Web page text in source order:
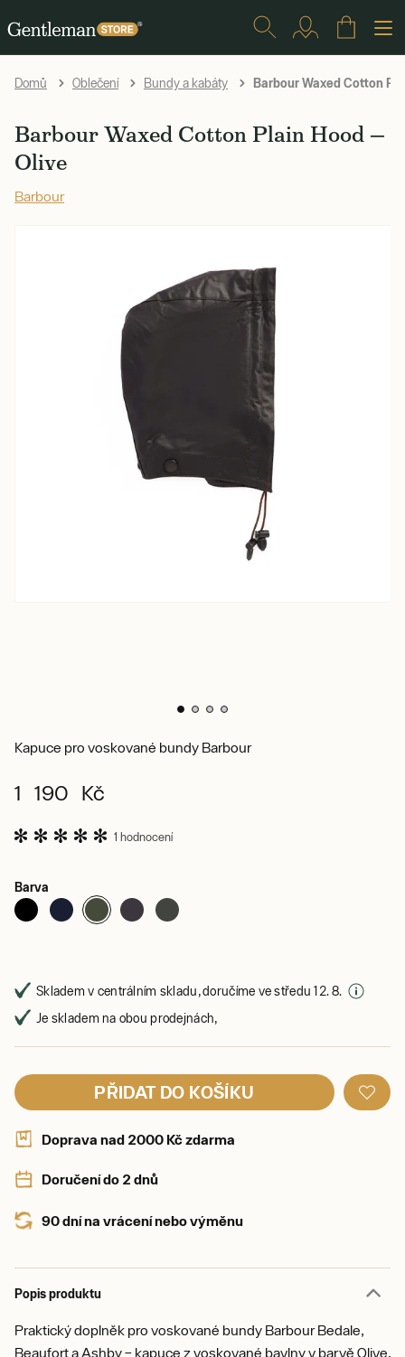
Domů Oblečení Bundy a kabáty Barbour Waxed Cotton
Barbour Waxed Cotton Plain Hood —
Olive
Barbour
Kapuce pro voskované bundy Barbour
1 190 Kč
1 hodnocení
Barva
Skladem v centrálním skladu, doručíme ve středu 12. 8.
Je skladem na obou prodejnách,
PŘIDAT DO KOŠÍKU
Doprava nad 2000 Kč zdarma
Doručení do 2 dnů
90 dní na vrácení nebo výměnu
Popis produktu
Praktický doplněk pro voskované bundy Barbour Bedale,
Beaufort a Ashby – kapuce z voskované bavlny v barvě Olive,